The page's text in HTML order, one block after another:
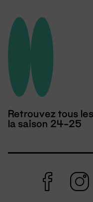
Retrouvez tous
la saison 24-25